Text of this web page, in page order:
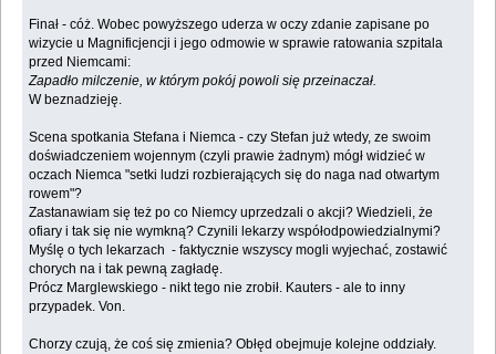
Finał - cóż. Wobec powyższego uderza w oczy zdanie zapisane po
wizycie u Magnificjencji i jego odmowie w sprawie ratowania szpitala
przed Niemcami:
Zapadło milczenie, w którym pokój powoli się przeinaczał.
W beznadzieję.
Scena spotkania Stefana i Niemca - czy Stefan już wtedy, ze swoim
doświadczeniem wojennym (czyli prawie żadnym) mógł widzieć w
oczach Niemca "setki ludzi rozbierających się do naga nad otwartym
rowem"?
Zastanawiam się też po co Niemcy uprzedzali o akcji? Wiedzieli, że
ofiary i tak się nie wymkną? Czynili lekarzy współodpowiedzialnymi?
Myślę o tych lekarzach - faktycznie wszyscy mogli wyjechać, zostawić
chorych na i tak pewną zagładę.
Prócz Marglewskiego - nikt tego nie zrobił. Kauters - ale to inny
przypadek. Von.
Chorzy czują, że coś się zmienia? Obłęd obejmuje kolejne oddziały.